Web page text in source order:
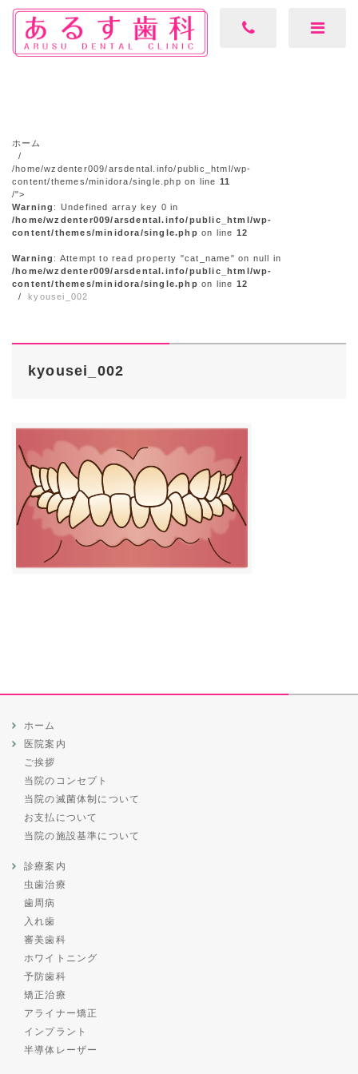
ホーム
/home/wzdenter009/arsdental.info/public_html/wp-
content/themes/minidora/single.php on line 11
/">
Warning : Undefined array key 0 in
/home/wzdenter009/arsdental.info/public_html/wp-
content/themes/minidora/single.php on line 12
Warning : Attempt to read property "cat_name" on null in
/home/wzdenter009/arsdental.info/public_html/wp-
content/themes/minidora/single.php on line 12
kyousei_002
kyousei_002
ホーム
医院案内
ご挨拶
当院のコンセプト
当院の滅菌体制について
お支払について
当院の施設基準について
診療案内
虫歯治療
歯周病
入れ歯
審美歯科
ホワイトニング
予防歯科
矯正治療
アライナー矯正
インプラント
半導体レーザー